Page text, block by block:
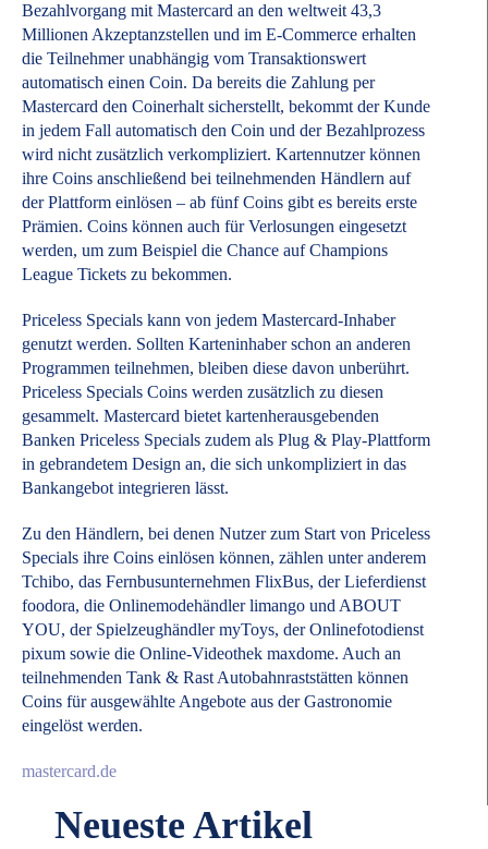
Bezahlvorgang mit Mastercard an den weltweit 43,3
Millionen Akzeptanzstellen und im E-Commerce erhalten
die Teilnehmer unabhängig vom Transaktionswert
automatisch einen Coin. Da bereits die Zahlung per
Mastercard den Coinerhalt sicherstellt, bekommt der Kunde
in jedem Fall automatisch den Coin und der Bezahlprozess
wird nicht zusätzlich verkompliziert. Kartennutzer können
ihre Coins anschließend bei teilnehmenden Händlern auf
der Plattform einlösen – ab fünf Coins gibt es bereits erste
Prämien. Coins können auch für Verlosungen eingesetzt
werden, um zum Beispiel die Chance auf Champions
League Tickets zu bekommen.
Priceless Specials kann von jedem Mastercard-Inhaber
genutzt werden. Sollten Karteninhaber schon an anderen
Programmen teilnehmen, bleiben diese davon unberührt.
Priceless Specials Coins werden zusätzlich zu diesen
gesammelt. Mastercard bietet kartenherausgebenden
Banken Priceless Specials zudem als Plug & Play-Plattform
in gebrandetem Design an, die sich unkompliziert in das
Bankangebot integrieren lässt.
Zu den Händlern, bei denen Nutzer zum Start von Priceless
Specials ihre Coins einlösen können, zählen unter anderem
Tchibo, das Fernbusunternehmen FlixBus, der Lieferdienst
foodora, die Onlinemodehändler limango und ABOUT
YOU, der Spielzeughändler myToys, der Onlinefotodienst
pixum sowie die Online-Videothek maxdome. Auch an
teilnehmenden Tank & Rast Autobahnraststätten können
Coins für ausgewählte Angebote aus der Gastronomie
eingelöst werden.
mastercard.de
Neueste Artikel